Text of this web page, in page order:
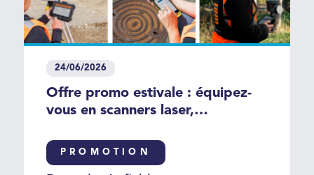
24/06/2026
Offre promo estivale : équipez-
vous en scanners laser,
totales
PROMOTION